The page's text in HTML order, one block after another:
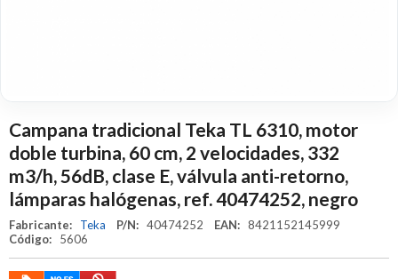
Campana tradicional Teka TL 6310, motor
doble turbina, 60 cm, 2 velocidades, 332
m3/h, 56dB, clase E, válvula anti-retorno,
lámparas halógenas, ref. 40474252, negro
Fabricante: Teka P/N: 40474252 EAN: 8421152145999
Código:
5606